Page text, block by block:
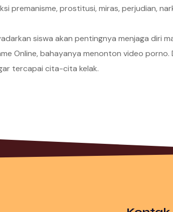
premanisme, prostitusi, miras, perjudian,
siswa akan pentingnya menjaga diri
Online, bahayanya menonton video
tercapai cita-cita kelak.